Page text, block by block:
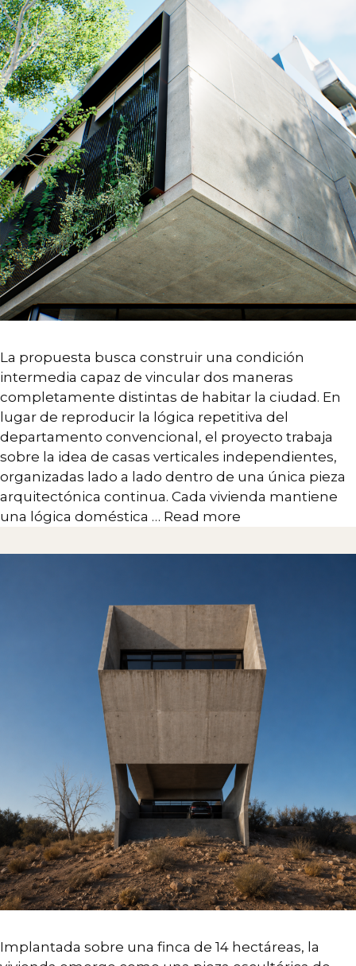
La propuesta busca construir una condición
intermedia capaz de vincular dos maneras
completamente distintas de habitar la ciudad. En
lugar de reproducir la lógica repetitiva del
departamento convencional, el proyecto trabaja
sobre la idea de casas verticales independientes,
organizadas lado a lado dentro de una única pieza
arquitectónica continua. Cada vivienda mantiene
una lógica doméstica … Read more
Implantada sobre una finca de 14 hectáreas, la